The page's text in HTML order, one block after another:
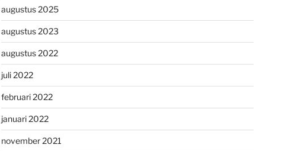
augustus 2025
augustus 2023
augustus 2022
juli 2022
februari 2022
januari 2022
november 2021